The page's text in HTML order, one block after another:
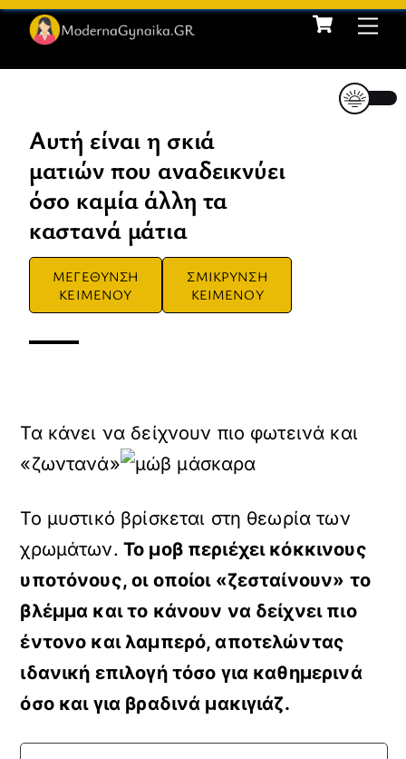
Skip
content
Cart
Αυτή είναι η σκιά
ματιών που αναδεικνύει
όσο καμία άλλη τα
καστανά μάτια
ΜΕΓΕΘΥΝΣΗ
ΚΕΙΜΕΝΟΥ
ΣΜΙΚΡΥΝΣΗ
ΚΕΙΜΕΝΟΥ
Τα κάνει να δείχνουν πιο φωτεινά και
«ζωντανά»
Το μυστικό βρίσκεται στη θεωρία των
χρωμάτων. Το μοβ περιέχει κόκκινους
υποτόνους, οι οποίοι «ζεσταίνουν» το
βλέμμα και το κάνουν να δείχνει πιο
έντονο και λαμπερό, αποτελώντας
ιδανική επιλογή τόσο για καθημερινά
όσο και για βραδινά μακιγιάζ.